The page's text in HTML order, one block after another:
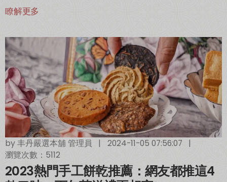
瞭解更多
by丰丹嚴選本舖 管理員 | 2024-11-05 07:56:07
|
瀏覽次數：5112
2023熱門手工餅乾推薦：網友都推這4